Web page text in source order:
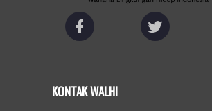
KONTAK WALHI